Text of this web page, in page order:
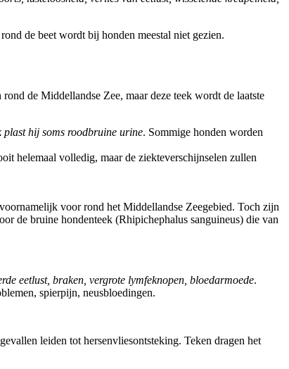
de beet wordt bij honden meestal niet gezien.
de Middellandse Zee, maar deze teek wordt de laatste
plast hij soms roodbruine urine. Sommige honden worden
helemaal volledig, maar de ziekteverschijnselen zullen
voor rond het Middellandse Zeegebied. Toch zijn
de bruine hondenteek (Rhipichephalus sanguineus) die van
eetlust, braken, vergrote lymfeknopen, bloedarmoede.
spierpijn, neusbloedingen.
leiden tot hersenvliesontsteking. Teken dragen het